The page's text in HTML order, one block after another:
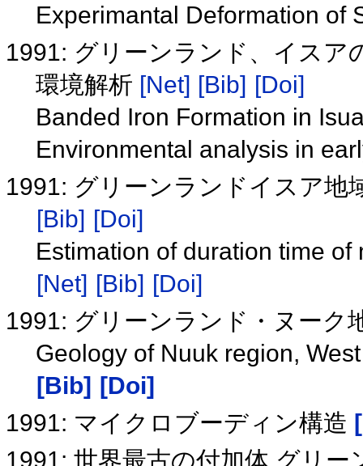
Experimantal Deformation of
1991: グリーンランド、イスア
環境解析 [Net] [Bib] [Doi]
Banded Iron Formation in
Environmental analysis in
1991: グリーンランドイスア地
[Bib] [Doi]
Estimation of duration time
[Net] [Bib] [Doi]
1991: グリーンランド・ヌーク
Geology of Nuuk region,
[Bib]
[Doi]
1991: マイクロブーディン構造
1991: 世界最古の付加体 グリ